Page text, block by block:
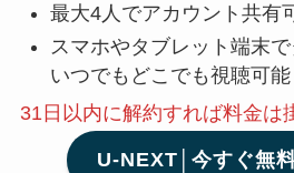
最大4人でアカウント共有
スマホやタブレット端末
いつでもどこでも視聴可能
31日以内に解約すれば料金は
U-NEXT│今すぐ無